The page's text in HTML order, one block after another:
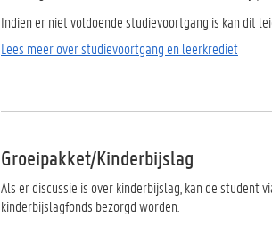
Indien er niet voldoende studievoortgang is kan dit
Lees meer over studievoortgang en leerkrediet
Groeipakket/Kinderbijslag
Als er discussie is over kinderbijslag, kan de student
kinderbijslagfonds bezorgd worden.